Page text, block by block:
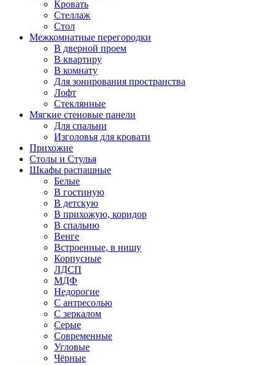
Кровать
Стеллаж
Стол
Межкомнатные перегородки
В дверной проем
В квартиру
В комнату
Для зонирования пространства
Лофт
Стеклянные
Мягкие стеновые панели
Для спальни
Изголовья для кровати
Прихожие
Столы и Стулья
Шкафы распашные
Белые
В гостиную
В детскую
В прихожую, коридор
В спальню
Венге
Встроенные, в нишу
Корпусные
ЛДСП
МДФ
Недорогие
С антресолью
С зеркалом
Серые
Современные
Угловые
Чёрные